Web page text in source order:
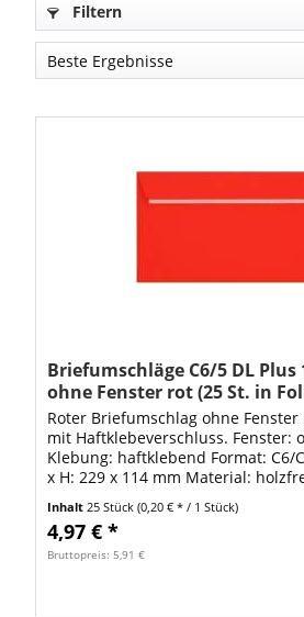
Filtern
Briefumschläge C6/5 DL Plus
ohne Fenster rot (25 St. in
Roter Briefumschlag ohne
mit Haftklebeverschluss. Fenster:
Klebung: haftklebend Format: C6/
x H: 229 x 114 mm Material:
Inhalt25 Stück(0,20 € * / 1 Stück)
4,97 € *
Bruttopreis: 5,91 €